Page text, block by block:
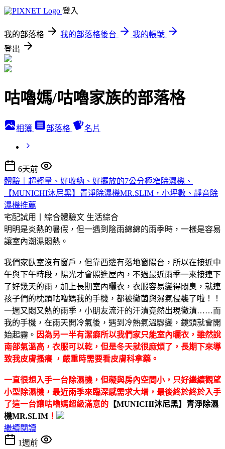
登入
我的部落格 我的部落格後台
我的帳號
登出
咕嚕媽/咕嚕家族的部落格
相簿 部落格 名片
6天前
體驗｜超輕量、好收納、好擺放的7公分極窄除濕機、
【MUNICHI沐尼黑】青淨除濕機MR.SLIM，小坪數、靜音除
濕機推薦
宅配試用丨綜合體驗文 生活綜合
明明是炎熱的暑假，但一遇到陰雨綿綿的雨季時，一樣是容易
讓室內潮濕悶熱。
我們家臥室沒有窗戶，但靠西邊有落地窗陽台，所以在接近中
午與下午時段，陽光才會照進屋內，不過最近雨季一來接連下
了好幾天的雨，加上長期室內曬衣，衣服容易變得悶臭，就連
孩子們的枕頭咕嚕媽我的手機，都被黴菌與濕氣侵襲了啦！！
一週又悶又熱的雨季，小朋友流汗的汗漬竟然出現黴漬……而
我的手機，在雨天開冷氣後，遇到冷熱氣溫驟變，鏡頭就會開
始起霧。 因為另一半有潔癖所以我們家只能室內曬衣，雖然說
南部氣溫高，衣服可以乾，但是冬天就很麻煩了，長期下來導
致我皮膚搔癢 ，嚴重時需要看皮膚科拿藥。
一直很想入手一台除濕機，但礙與房內空間小，只好繼續觀望
小型除濕機，最近雨季來臨深感需求大增，最後終於終於入手
了這一台讓咕嚕媽超級滿意的 【MUNICHI沐尼黑】青淨除濕
機MR.SLIM ！
繼續閱讀
1週前